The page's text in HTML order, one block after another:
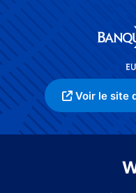
Voir le site